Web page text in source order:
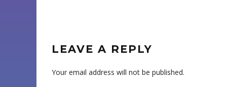
LEAVE A REPLY
Your email address will not be published.